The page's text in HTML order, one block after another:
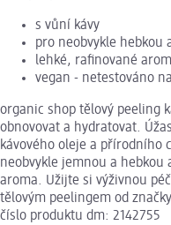
s vůní kávy
pro neobvykle hebkou
lehké, rafinované
vegan - netestováno
organic shop tělový peeling
obnovovat a hydratovat.
kávového oleje a přírodního
neobvykle jemnou a hebkou
aroma. Užijte si výživnou
tělovým peelingem od
číslo produktu dm: 2142755